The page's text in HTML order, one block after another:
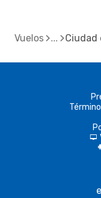
Vuelos Ciudad
d